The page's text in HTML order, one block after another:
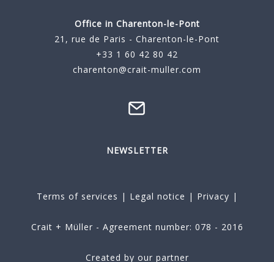
Office in Charenton-le-Pont
21, rue de Paris - Charenton-le-Pont
+33 1 60 42 80 42
charenton@crait-muller.com
NEWSLETTER
Terms of services | Legal notice | Privacy |
Crait + Müller - Agreement number: 078 - 2016
Created by our partner